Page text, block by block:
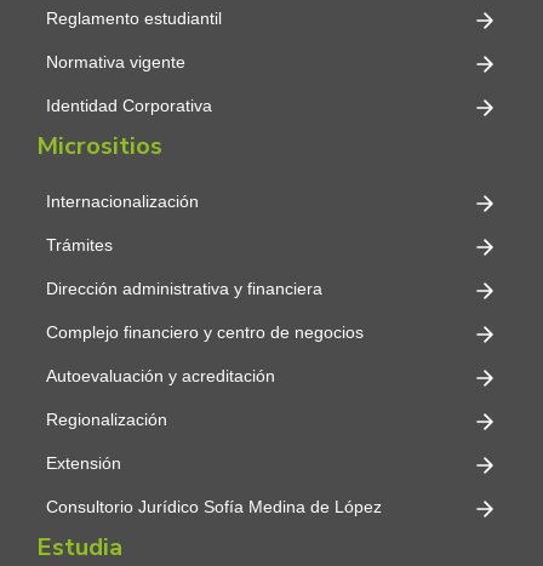
Reglamento estudiantil
Normativa vigente
Identidad Corporativa
Micrositios
Internacionalización
Trámites
Dirección administrativa y financiera
Complejo financiero y centro de negocios
Autoevaluación y acreditación
Regionalización
Extensión
Consultorio Jurídico Sofía Medina de López
Estudia